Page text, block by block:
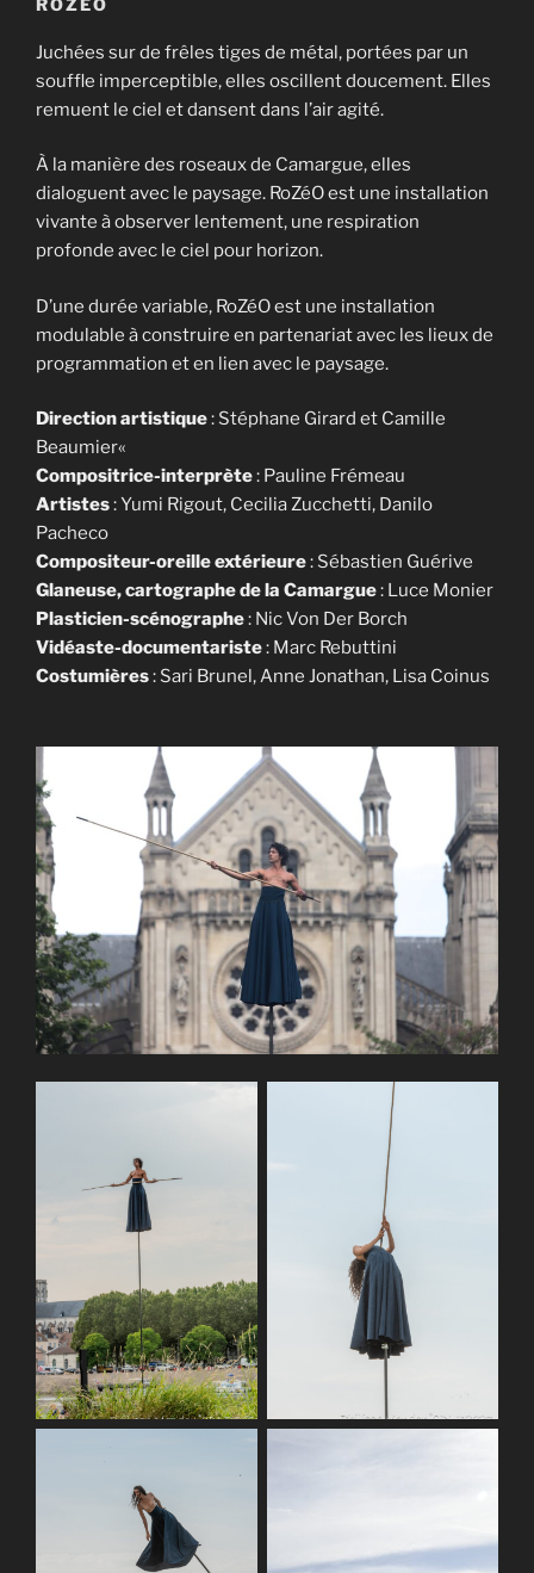
ROZÉO
Juchées sur de frêles tiges de métal, portées par un
souffle imperceptible, elles oscillent doucement. Elles
remuent le ciel et dansent dans l’air agité.
À la manière des roseaux de Camargue, elles
dialoguent avec le paysage. RoZéO est une installation
vivante à observer lentement, une respiration
profonde avec le ciel pour horizon.
D’une durée variable, RoZéO est une installation
modulable à construire en partenariat avec les lieux de
programmation et en lien avec le paysage.
Direction artistique: Stéphane Girard et Camille
Beaumier«
Compositrice-interprète: Pauline Frémeau
Artistes: Yumi Rigout, Cecilia Zucchetti, Danilo
Pacheco
Compositeur-oreille extérieure: Sébastien Guérive
Glaneuse, cartographe de la Camargue: Luce Monier
Plasticien-scénographe: Nic Von Der Borch
Vidéaste-documentariste: Marc Rebuttini
Costumières: Sari Brunel, Anne Jonathan, Lisa Coinus